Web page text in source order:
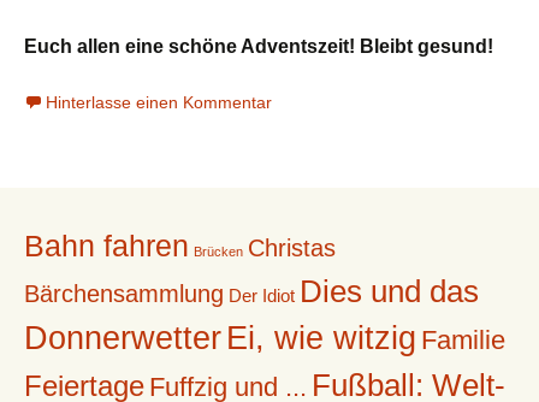
Euch allen eine schöne Adventszeit! Bleibt gesund!
Hinterlasse einen Kommentar
Bahn fahren Brücken Christas
Bärchensammlung Der Idiot Dies und das
Donnerwetter Ei, wie witzig Familie
Feiertage Fuffzig und ... Fußball: Welt-